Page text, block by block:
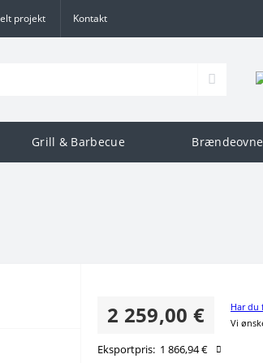
projekt Kontakt
Grill & Barbecue
2 259,00 €
Har du
Vi
Eksportpris: 1 866,94 €